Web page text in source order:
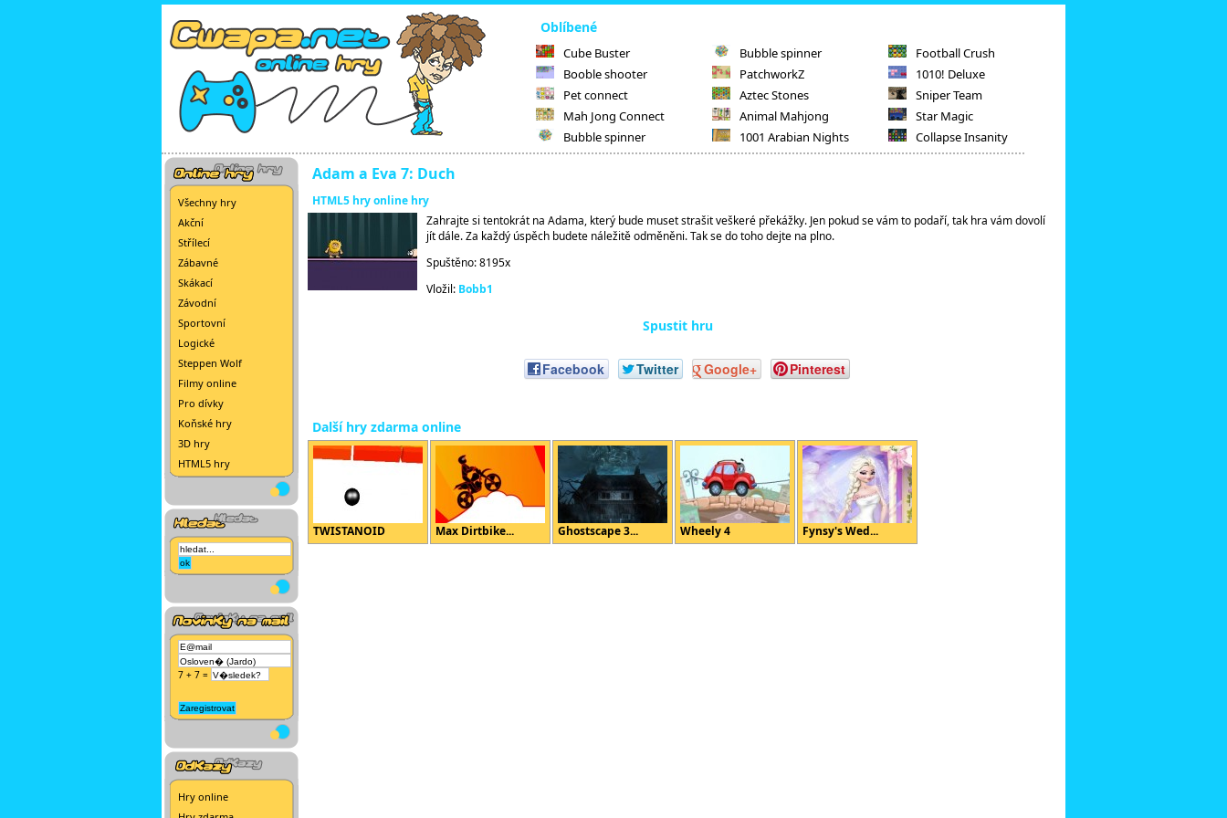
Oblíbené
Cube Buster
Booble shooter
Pet connect
Mah Jong Connect
Bubble spinner
Bubble spinner
PatchworkZ
Aztec Stones
Animal Mahjong
1001 Arabian Nights
Football Crush
1010! Deluxe
Sniper Team
Star Magic
Collapse Insanity
Všechny hry
Akční
Střílecí
Zábavné
Skákací
Závodní
Sportovní
Logické
Steppen Wolf
Filmy online
Pro dívky
Koňské hry
3D hry
HTML5 hry
7 + 7 =
Hry online
Adam a Eva 7: Duch
HTML5 hry online hry
Zahrajte si tentokrát na Adama, který bude muset strašit veškeré překážky. Jen pokud se vám to podaří, tak hra vám dovolí
jít dále. Za každý úspěch budete náležitě odměněni. Tak se do toho dejte na plno.
Spuštěno: 8195x
Vložil: Bobb1
Spustit hru
Facebook Twitter Google+ Pinterest
Další hry zdarma online
TWISTANOID Max Dirtbike... Ghostscape 3... Wheely 4 Fynsy's Wed...